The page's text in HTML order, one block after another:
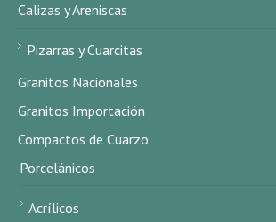
Calizas y Areniscas
Pizarras y Cuarcitas
Granitos Nacionales
Granitos Importación
Compactos de Cuarzo
Porcelánicos
Acrílicos